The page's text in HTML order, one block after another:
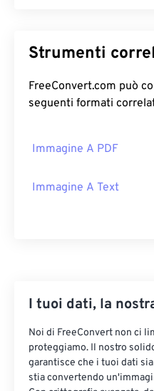
Strumenti
FreeConvert.com può
seguenti formati
Immagine A PDF
Immagine A Text
I tuoi dati, la
Noi di FreeConvert non ci
proteggiamo. Il nostro
garantisce che i tuoi dati
stia convertendo